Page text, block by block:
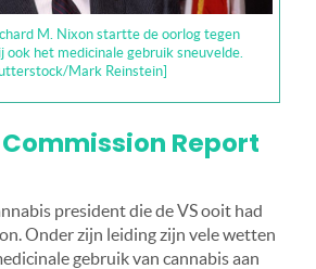
M. Nixon startte de oorlog tegen
ook het medicinale gebruik sneuvelde.
Mark Reinstein]
Report
president die de VS ooit had
Onder zijn leiding zijn vele wetten
gebruik van cannabis aan